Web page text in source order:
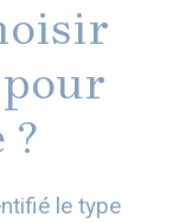
le type